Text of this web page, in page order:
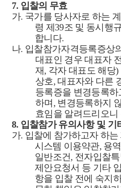
7. 입찰의 무효
가. 국가를 당사자로 하는
령 제 39조 및 동시행
합니다.
나. 입찰참가자격등록증상
대표인 경우 대표자
재, 각자 대표도 해당)
상호, 대표자와 다른
등록증을 변경등록
하며 , 변경등록하지
효임을 알려드리오
8. 입찰참가 유의사항 및 기
가. 입찰에 참가하고자 하
시스템 이용약관, 용
일반조건, 전자입찰
제안요청서 등 기타
항을 입찰 전에 숙지